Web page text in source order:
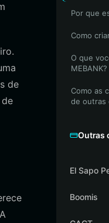
de
Por que
Como
O que
MEBANK?
Como as
de outras
Outras
El Sapo
Boomis